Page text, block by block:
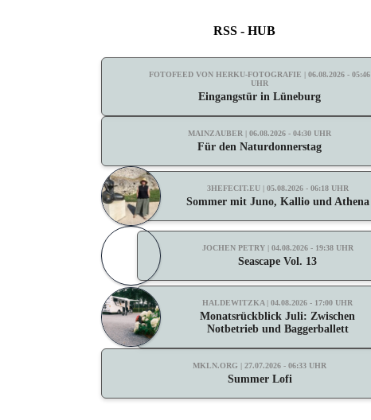
RSS - HUB
FOTOFEED VON HERKU-FOTOGRAFIE | 06.08.2026 - 05:46
UHR
Eingangstür in Lüneburg
MAINZAUBER | 06.08.2026 - 04:30 UHR
Für den Naturdonnerstag
3HEFECIT.EU | 05.08.2026 - 06:18 UHR
Sommer mit Juno, Kallio und Athena
JOCHEN PETRY | 04.08.2026 - 19:38 UHR
Seascape Vol. 13
HALDEWITZKA | 04.08.2026 - 17:00 UHR
Monatsrückblick Juli: Zwischen
Notbetrieb und Baggerballett
MKLN.ORG | 27.07.2026 - 06:33 UHR
Summer Lofi